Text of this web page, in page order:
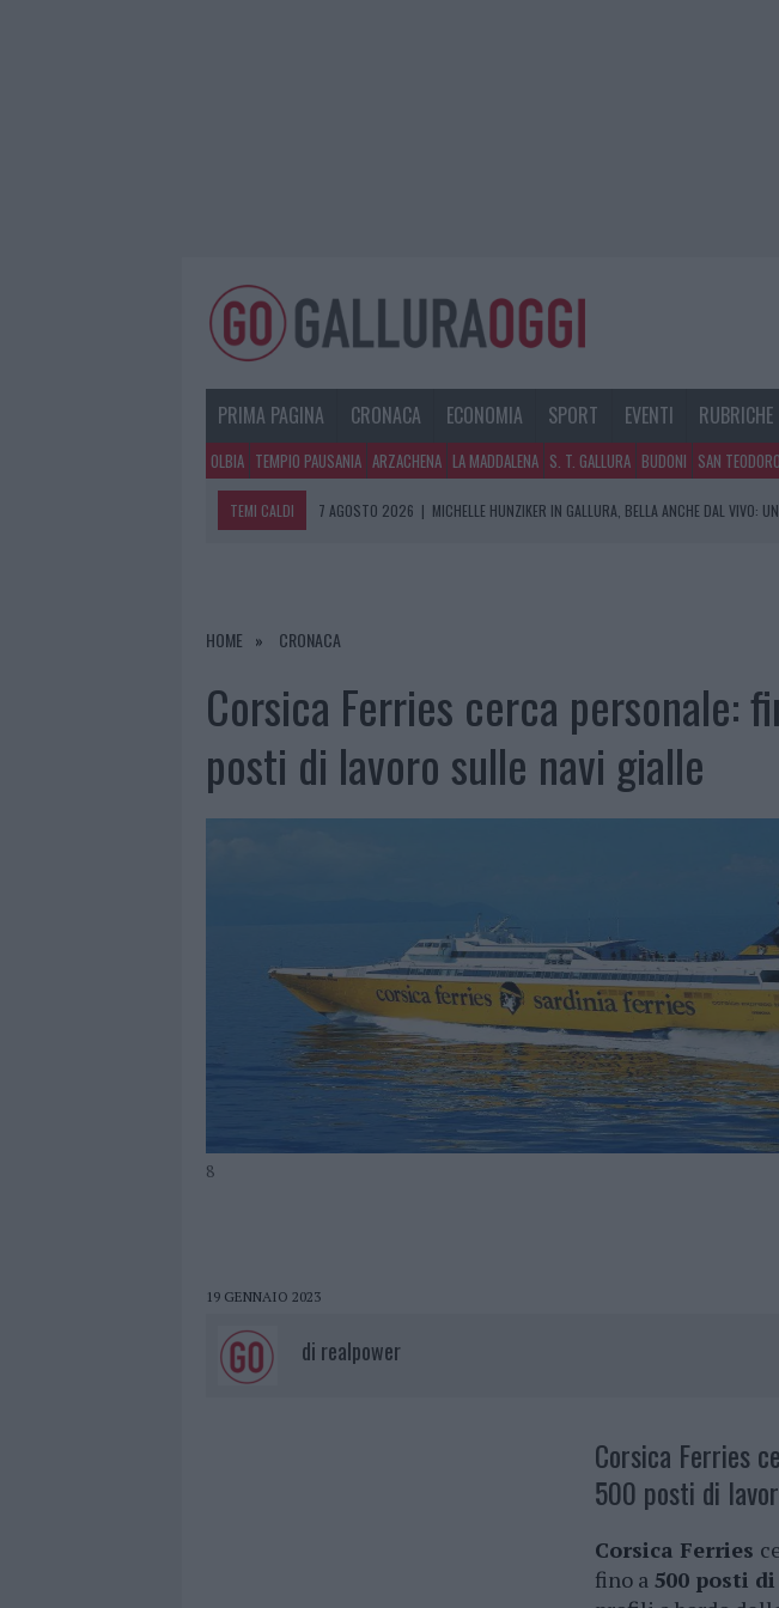
PRIMA PAGINA CRONACA ECONOMIA SPORT EVENTI RUBRICHE
OLBIA TEMPIO PAUSANIA ARZACHENA LA MADDALENA S. T. GALLURA BUDONI SAN TEODORO
TEMI CALDI 7 AGOSTO 2026 | MICHELLE HUNZIKER IN GALLURA, BELLA ANCHE DAL VIVO:
7 AGOSTO 2026
|
HOME CRONACA
Corsica Ferries cerca personale:
posti di lavoro sulle navi gialle
8
19 GENNAIO 2023
di realpower
Corsica Ferries
500 posti di
Corsica Ferries
fino a 500 posti